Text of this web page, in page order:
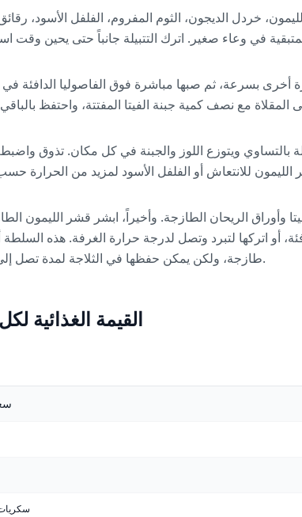
خردل الديجون، الثوم المفروم، الفلفل الأسود،
أخرى بسرعة، ثم صبها مباشرة فوق الفاصوليا الدافئة في
بالتساوي ويتوزع اللوز والجبنة في كل مكان. تذوق واضبط
وأوراق الريحان الطازجة. وأخيراً، ابشر قشر الليمون
أو اتركها لتبرد وتصل لدرجة حرارة الغرفة. هذه السلطة
طازجة، ولكن يمكن حفظها في الثلاجة لمدة تصل إلى يومين.
القيمة الغذائية